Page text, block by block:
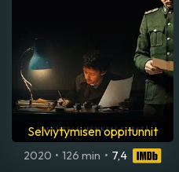
Selviytymisen oppitunnit
2020 • 126 min • 7,4